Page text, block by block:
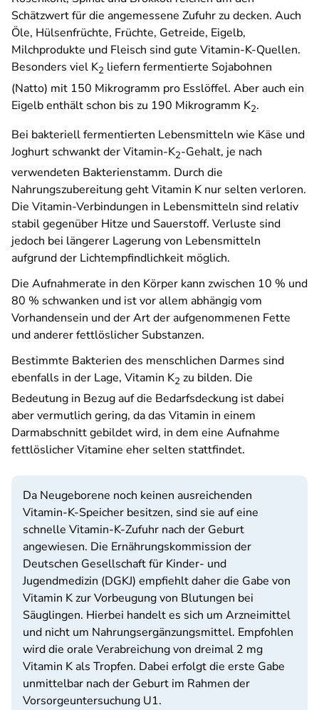
Schätzwert für die angemessene Zufuhr zu decken. Auch
Öle, Hülsenfrüchte, Früchte, Getreide, Eigelb,
Milchprodukte und Fleisch sind gute Vitamin-K-Quellen.
Besonders viel K2 liefern fermentierte Sojabohnen
(Natto) mit 150 Mikrogramm pro Esslöffel. Aber auch ein
Eigelb enthält schon bis zu 190 Mikrogramm K2.
Bei bakteriell fermentierten Lebensmitteln wie Käse und
Joghurt schwankt der Vitamin-K2-Gehalt, je nach
verwendeten Bakterienstamm. Durch die
Nahrungszubereitung geht Vitamin K nur selten verloren.
Die Vitamin-Verbindungen in Lebensmitteln sind relativ
stabil gegenüber Hitze und Sauerstoff. Verluste sind
jedoch bei längerer Lagerung von Lebensmitteln
aufgrund der Lichtempfindlichkeit möglich.
Die Aufnahmerate in den Körper kann zwischen 10 % und
80 % schwanken und ist vor allem abhängig vom
Vorhandensein und der Art der aufgenommenen Fette
und anderer fettlöslicher Substanzen.
Bestimmte Bakterien des menschlichen Darmes sind
ebenfalls in der Lage, Vitamin K2 zu bilden. Die
Bedeutung in Bezug auf die Bedarfsdeckung ist dabei
aber vermutlich gering, da das Vitamin in einem
Darmabschnitt gebildet wird, in dem eine Aufnahme
fettlöslicher Vitamine eher selten stattfindet.
Da Neugeborene noch keinen ausreichenden
Vitamin-K-Speicher besitzen, sind sie auf eine
schnelle Vitamin-K-Zufuhr nach der Geburt
angewiesen. Die Ernährungskommission der
Deutschen Gesellschaft für Kinder- und
Jugendmedizin (DGKJ) empfiehlt daher die Gabe von
Vitamin K zur Vorbeugung von Blutungen bei
Säuglingen. Hierbei handelt es sich um Arzneimittel
und nicht um Nahrungsergänzungsmittel. Empfohlen
wird die orale Verabreichung von dreimal 2 mg
Vitamin K als Tropfen. Dabei erfolgt die erste Gabe
unmittelbar nach der Geburt im Rahmen der
Vorsorgeuntersuchung U1.